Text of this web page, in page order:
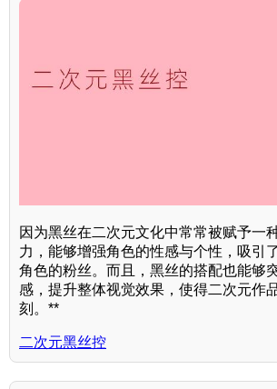
因为黑丝在二次元文化中常常被赋予一
力，能够增强角色的性感与个性，吸引
角色的粉丝。而且，黑丝的搭配也能够
感，提升整体视觉效果，使得二次元作
刻。**
二次元黑丝控